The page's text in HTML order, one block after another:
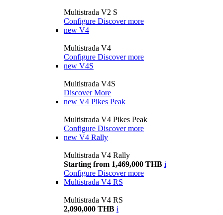
Multistrada V2 S
Configure Discover more
new V4
Multistrada V4
Configure Discover more
new V4S
Multistrada V4S
Discover More
new V4 Pikes Peak
Multistrada V4 Pikes Peak
Configure Discover more
new V4 Rally
Multistrada V4 Rally
Starting from 1,469,000 THB i
Configure Discover more
Multistrada V4 RS
Multistrada V4 RS
2,090,000 THB i